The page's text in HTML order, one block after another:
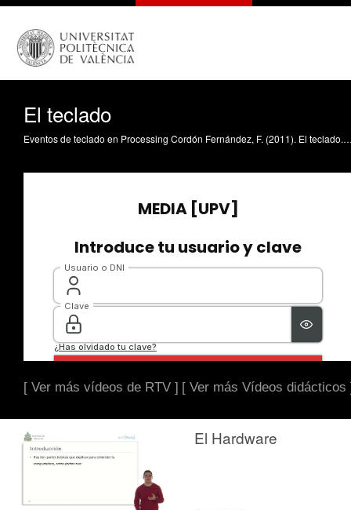
El teclado
Eventos de teclado en Processing Cordón Fernández, F. (2011). El
[ Ver más vídeos de RTV ] [ Ver más Vídeos didácticos
El Hardware